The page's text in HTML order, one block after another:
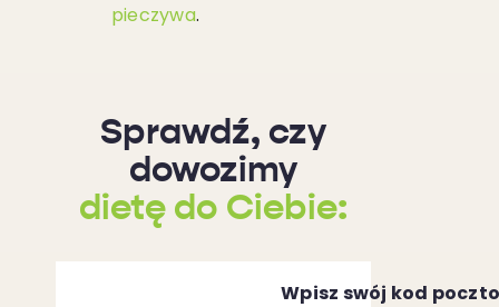
pieczywa.
Sprawdź, czy
dowozimy
dietę do Ciebie:
Wpisz swój kod